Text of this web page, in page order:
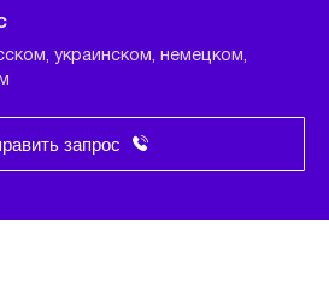
украинском, немецком,
запрос